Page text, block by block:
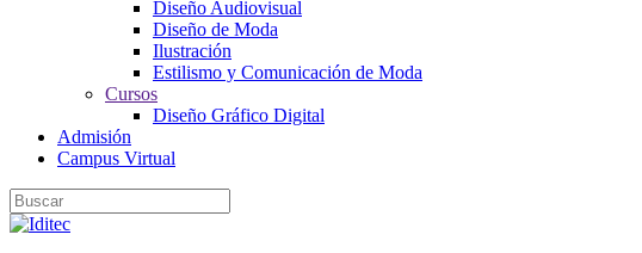
Diseño Audiovisual
Diseño de Moda
Ilustración
Estilismo y Comunicación de Moda
Cursos
Diseño Gráfico Digital
Admisión
Campus Virtual